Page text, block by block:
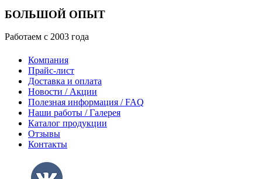
БОЛЬШОЙ ОПЫТ
Работаем с 2003 года
Компания
Прайс-лист
Доставка и оплата
Новости / Акции
Полезная информация / FAQ
Наши работы / Галерея
Каталог продукции
Отзывы
Контакты